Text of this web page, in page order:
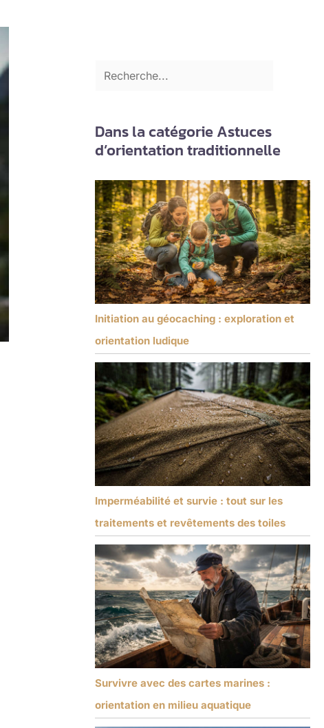
Dans la catégorie Astuces
d’orientation traditionnelle
Initiation au géocaching : exploration et
orientation ludique
Imperméabilité et survie : tout sur les
traitements et revêtements des toiles
Survivre avec des cartes marines :
orientation en milieu aquatique